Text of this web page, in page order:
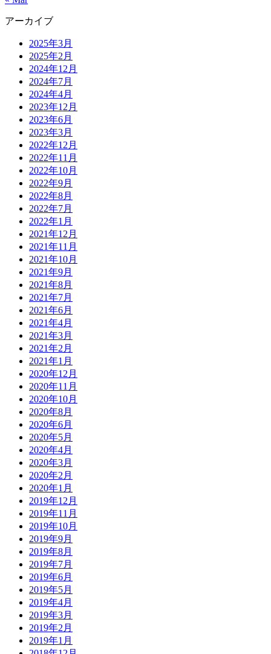
アーカイブ
2025年3月
2025年2月
2024年12月
2024年7月
2024年4月
2023年12月
2023年6月
2023年3月
2022年12月
2022年11月
2022年10月
2022年9月
2022年8月
2022年7月
2022年1月
2021年12月
2021年11月
2021年10月
2021年9月
2021年8月
2021年7月
2021年6月
2021年4月
2021年3月
2021年2月
2021年1月
2020年12月
2020年11月
2020年10月
2020年8月
2020年6月
2020年5月
2020年4月
2020年3月
2020年2月
2020年1月
2019年12月
2019年11月
2019年10月
2019年9月
2019年8月
2019年7月
2019年6月
2019年5月
2019年4月
2019年3月
2019年2月
2019年1月